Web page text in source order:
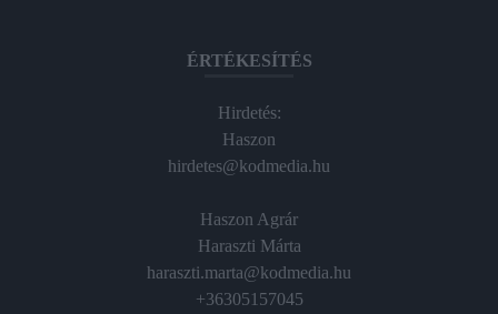
ÉRTÉKESÍTÉS
Hirdetés:
Haszon
hirdetes@kodmedia.hu
Haszon Agrár
Haraszti Márta
haraszti.marta@kodmedia.hu
+36305157045